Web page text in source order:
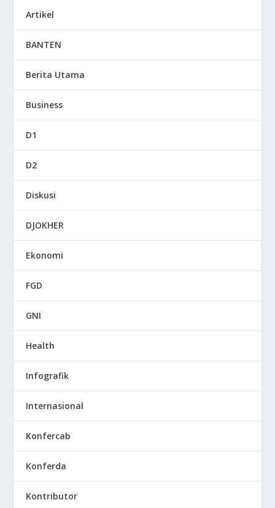
Artikel
BANTEN
Berita Utama
Business
D1
D2
Diskusi
DJOKHER
Ekonomi
FGD
GNI
Health
Infografik
Internasional
Konfercab
Konferda
Kontributor